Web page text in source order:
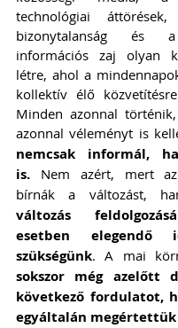
technológiai
bizonytalanság és
információs zaj olyan
létre, ahol a
kollektív élő
Minden azonnal
azonnal véleményt is
nemcsak informál,
is. Nem azért, mert
bírnák a változást,
változás
esetben elegendő
szükségünk
sokszor még azelőtt
következő fordulatot,
egyáltalán